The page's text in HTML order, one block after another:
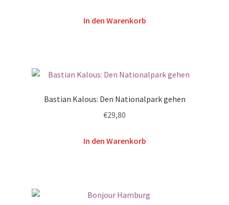
In den Warenkorb
Bastian Kalous: Den Nationalpark gehen
€29,80
In den Warenkorb